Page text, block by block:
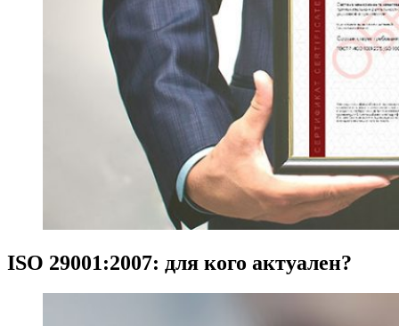
ISO 29001:2007: для кого актуален?